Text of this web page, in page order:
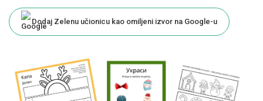
Dodaj Zelenu učionicu kao omiljeni izvor na Google-u